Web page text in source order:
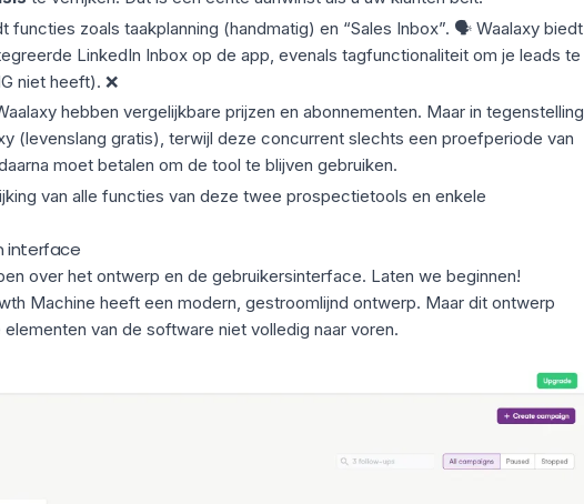
functies zoals taakplanning (handmatig) en “Sales Inbox”. 🗣️ Waalaxy biedt
LinkedIn Inboxop de app, evenals tagfunctionaliteit om je leads te
niet heeft). ❌
hebben vergelijkbare prijzen en abonnementen. Maar in tegenstelling
(levenslang gratis), terwijl deze concurrent slechts een proefperiode van
moet betalen om de tool te blijven gebruiken.
van alle functies van deze twee prospectietools en enkele
interface
over het ontwerp en de gebruikersinterface. Laten we beginnen!
Machine heeft een modern, gestroomlijnd ontwerp. Maar dit ontwerp
van de software niet volledig naar voren.